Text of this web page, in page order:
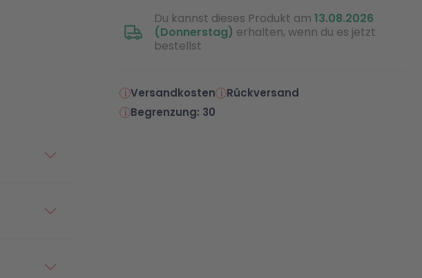
Du kannst dieses Produkt am 13.08.2026
(Donnerstag) erhalten, wenn du es jetzt
bestellst
Versandkosten
Rückversand
Begrenzung: 30